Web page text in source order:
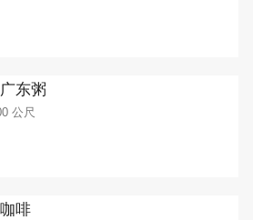
东粥
公尺
啡